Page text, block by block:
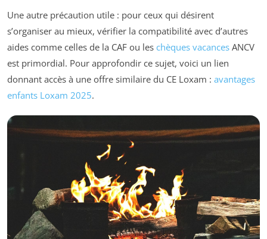
Une autre précaution utile : pour ceux qui désirent
s’organiser au mieux, vérifier la compatibilité avec d’autres
aides comme celles de la CAF ou les chèques vacances ANCV
est primordial. Pour approfondir ce sujet, voici un lien
donnant accès à une offre similaire du CE Loxam : avantages
enfants Loxam 2025.